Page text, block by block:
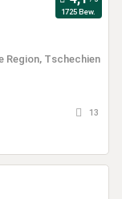
1725 Bew.
Region, Tschechien
13